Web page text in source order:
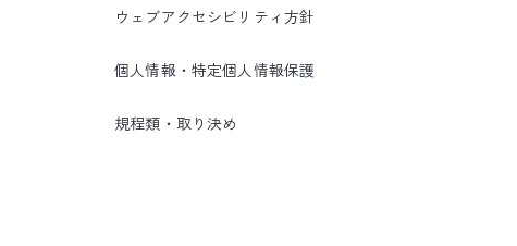
ウェブアクセシビリティ方針
個人情報・特定個人情報保護
規程類・取り決め